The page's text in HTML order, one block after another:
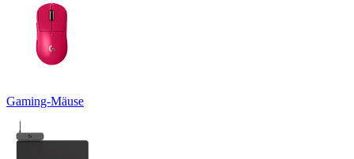
Gaming-Mäuse